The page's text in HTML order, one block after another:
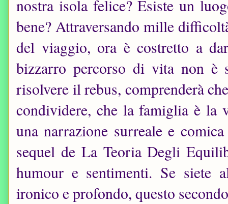
nostra isola felice? Esiste un
bene? Attraversando mille
del viaggio, ora è costretto a
bizzarro percorso di vita non è
risolvere il rebus, comprenderà
condividere, che la famiglia è la
una narrazione surreale e
sequel de La Teoria Degli
humour e sentimenti. Se siete
ironico e profondo, questo